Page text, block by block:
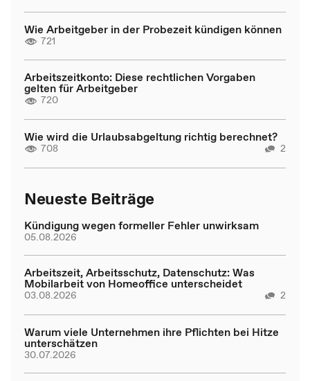
Wie Arbeitgeber in der Probezeit kündigen können
721
Arbeitszeitkonto: Diese rechtlichen Vorgaben
gelten für Arbeitgeber
720
Wie wird die Urlaubsabgeltung richtig berechnet?
708 2
Neueste Beiträge
Kündigung wegen formeller Fehler unwirksam
05.08.2026
Arbeitszeit, Arbeitsschutz, Datenschutz: Was
Mobilarbeit von Homeoffice unterscheidet
03.08.2026 2
Warum viele Unternehmen ihre Pflichten bei Hitze
unterschätzen
30.07.2026